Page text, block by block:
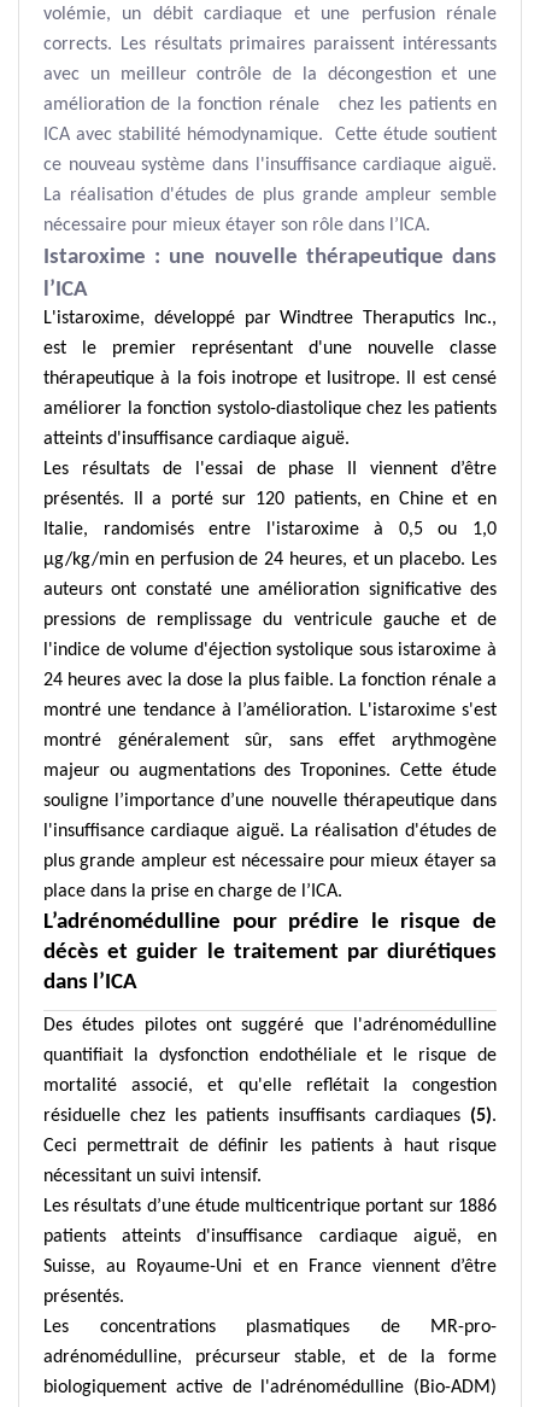
volémie, un débit cardiaque et une perfusion rénale
corrects. Les résultats primaires paraissent intéressants
avec un meilleur contrôle de la décongestion et une
amélioration de la fonction rénale chez les patients en
ICA avec stabilité hémodynamique. Cette étude soutient
ce nouveau système dans l'insuffisance cardiaque aiguë.
La réalisation d'études de plus grande ampleur semble
nécessaire pour mieux étayer son rôle dans l’ICA.
Istaroxime : une nouvelle thérapeutique dans
l’ICA
L'istaroxime, développé par Windtree Theraputics Inc.,
est le premier représentant d'une nouvelle classe
thérapeutique à la fois inotrope et lusitrope. Il est censé
améliorer la fonction systolo-diastolique chez les patients
atteints d'insuffisance cardiaque aiguë.
Les résultats de l'essai de phase II viennent d’être
présentés. Il a porté sur 120 patients, en Chine et en
Italie, randomisés entre l'istaroxime à 0,5 ou 1,0
µg/kg/min en perfusion de 24 heures, et un placebo. Les
auteurs ont constaté une amélioration significative des
pressions de remplissage du ventricule gauche et de
l'indice de volume d'éjection systolique sous istaroxime à
24 heures avec la dose la plus faible. La fonction rénale a
montré une tendance à l’amélioration. L'istaroxime s'est
montré généralement sûr, sans effet arythmogène
majeur ou augmentations des Troponines. Cette étude
souligne l’importance d’une nouvelle thérapeutique dans
l'insuffisance cardiaque aiguë. La réalisation d'études de
plus grande ampleur est nécessaire pour mieux étayer sa
place dans la prise en charge de l’ICA.
L’adrénomédulline pour prédire le risque de
décès et guider le traitement par diurétiques
dans l’ICA
Des études pilotes ont suggéré que l'adrénomédulline
quantifiait la dysfonction endothéliale et le risque de
mortalité associé, et qu'elle reflétait la congestion
résiduelle chez les patients insuffisants cardiaques (5).
Ceci permettrait de définir les patients à haut risque
nécessitant un suivi intensif.
Les résultats d’une étude multicentrique portant sur 1886
patients atteints d'insuffisance cardiaque aiguë, en
Suisse, au Royaume-Uni et en France viennent d’être
présentés.
Les concentrations plasmatiques de MR-pro-
adrénomédulline, précurseur stable, et de la forme
biologiquement active de l'adrénomédulline (Bio-ADM)